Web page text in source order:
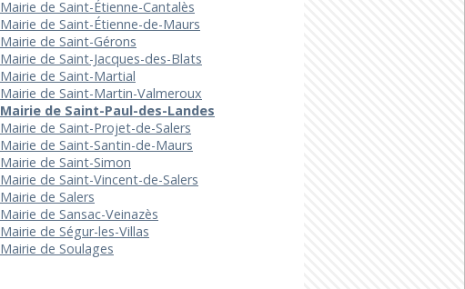
Mairie de Saint-Étienne-Cantalès
Mairie de Saint-Étienne-de-Maurs
Mairie de Saint-Gérons
Mairie de Saint-Jacques-des-Blats
Mairie de Saint-Martial
Mairie de Saint-Martin-Valmeroux
Mairie de Saint-Paul-des-Landes
Mairie de Saint-Projet-de-Salers
Mairie de Saint-Santin-de-Maurs
Mairie de Saint-Simon
Mairie de Saint-Vincent-de-Salers
Mairie de Salers
Mairie de Sansac-Veinazès
Mairie de Ségur-les-Villas
Mairie de Soulages